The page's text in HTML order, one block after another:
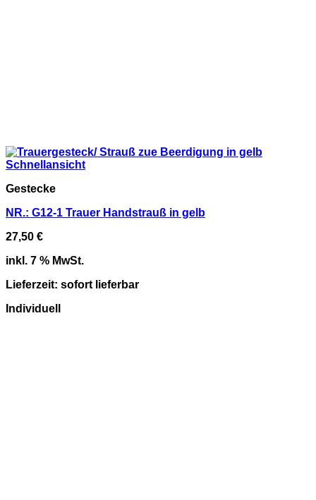
Schnellansicht
Gestecke
NR.: G12-1 Trauer Handstrauß in gelb
27,50 €
inkl. 7 % MwSt.
Lieferzeit: sofort lieferbar
Individuell